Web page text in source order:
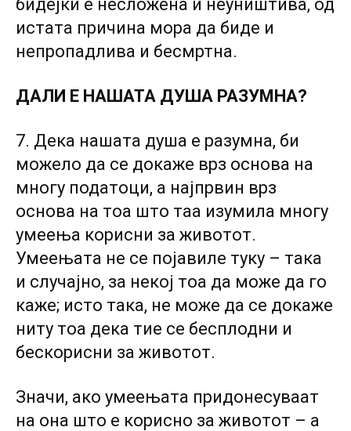
бидејќи е несложена и неуништива, од
истата причина мора да биде и
непропадлива и бесмртна.
ДАЛИ Е НАШАТА ДУША РАЗУМНА?
7. Дека нашата душа е разумна, би
можело да се докаже врз основа на
многу податоци, а најпрвин врз
основа на тоа што таа изумила многу
умеења корисни за животот.
Умеењата не се појавиле туку – така
и случајно, за некој тоа да може да го
каже; исто така, не може да се докаже
ниту тоа дека тие се бесплодни и
бескорисни за животот.
Значи, ако умеењата придонесуваат
на она што е корисно за животот – а